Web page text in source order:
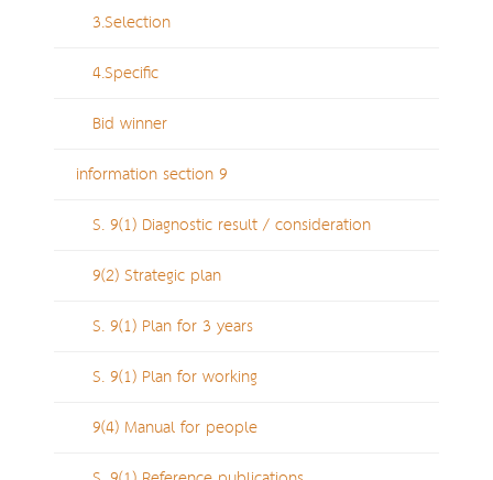
3.Selection
4.Specific
Bid winner
information section 9
S. 9(1) Diagnostic result / consideration
9(2) Strategic plan
S. 9(1) Plan for 3 years
S. 9(1) Plan for working
9(4) Manual for people